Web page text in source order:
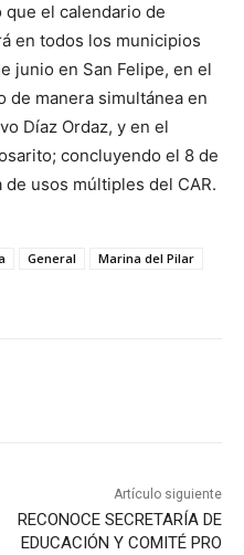
el calendario de
en todos los municipios
junio en San Felipe, en el
de manera simultánea en
Díaz Ordaz, y en el
concluyendo el 8 de
usos múltiples del CAR.
General
Marina del Pilar
Artículo siguiente
RECONOCE SECRETARÍA DE
EDUCACIÓN Y COMITÉ PRO